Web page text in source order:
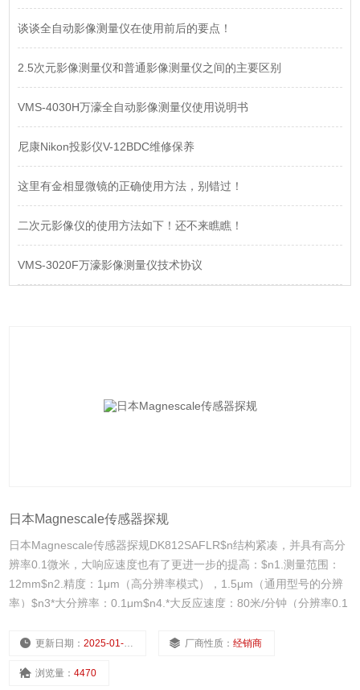
谈谈全自动影像测量仪在使用前后的要点！
2.5次元影像测量仪和普通影像测量仪之间的主要区别
VMS-4030H万濠全自动影像测量仪使用说明书
尼康Nikon投影仪V-12BDC维修保养
这里有金相显微镜的正确使用方法，别错过！
二次元影像仪的使用方法如下！还不来瞧瞧！
VMS-3020F万濠影像测量仪技术协议
日本Magnescale传感器探规
日本Magnescale传感器探规DK812SAFLR$n结构紧凑，并具有高分
辨率0.1微米，大响应速度也有了更进一步的提高：$n1.测量范围：
12mm$n2.精度：1μm（高分辨率模式），1.5μm（通用型号的分辨
率）$n3*大分辨率：0.1μm$n4.*大反应速度：80米/分钟（分辨率0.1
水和耐油功能。
更新日期：2025-01-09 厂商性质：经销商
浏览量：4470